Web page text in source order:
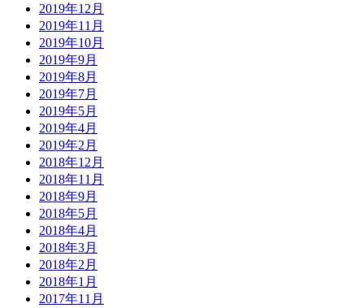
2019年12月
2019年11月
2019年10月
2019年9月
2019年8月
2019年7月
2019年5月
2019年4月
2019年2月
2018年12月
2018年11月
2018年9月
2018年5月
2018年4月
2018年3月
2018年2月
2018年1月
2017年11月